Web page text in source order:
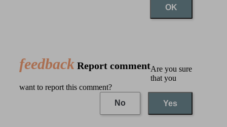
OK
feedback Report commentAre you sure
that you
want to report this comment?
No
Yes